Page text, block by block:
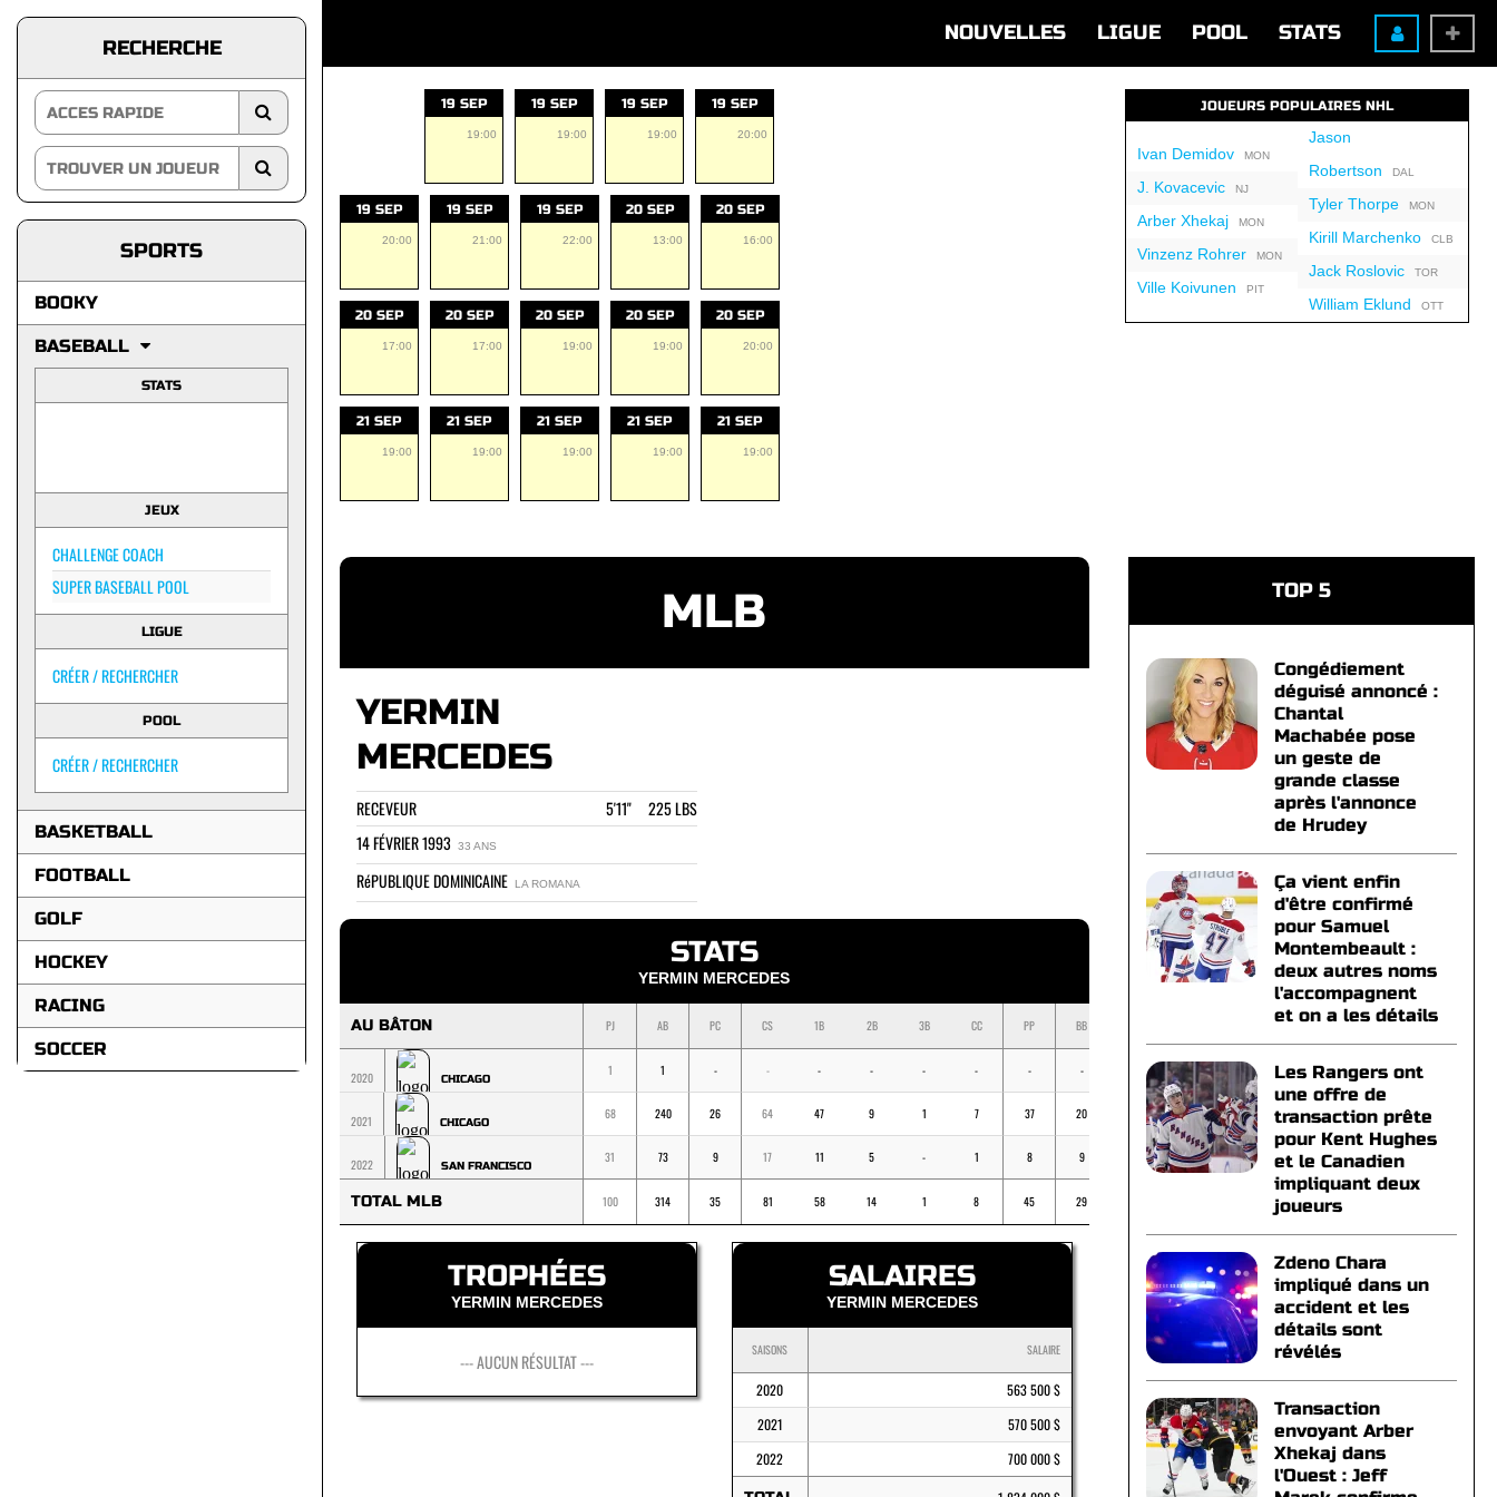
NOUVELLES LIGUE POOL STATS
RECHERCHE
SPORTS
BOOKY
BASEBALL
STATS
JEUX
CHALLENGE COACH
SUPER BASEBALL POOL
LIGUE
CRÉER / RECHERCHER
POOL
CRÉER / RECHERCHER
BASKETBALL
FOOTBALL
GOLF
HOCKEY
RACING
SOCCER
19 SEP
19:00
19 SEP
19:00
19 SEP
19:00
19 SEP
20:00
19 SEP
20:00
19 SEP
21:00
19 SEP
22:00
20 SEP
13:00
20 SEP
16:00
20 SEP
17:00
20 SEP
17:00
20 SEP
19:00
20 SEP
19:00
20 SEP
20:00
21 SEP
19:00
21 SEP
19:00
21 SEP
19:00
21 SEP
19:00
21 SEP
19:00
JOUEURS POPULAIRES NHL
Ivan DemidovMON
J. KovacevicNJ
Arber XhekajMON
Vinzenz RohrerMON
Ville Koivunen PIT
Jason
Robertson DAL
Tyler ThorpeMON
Kirill MarchenkoCLB
Jack RoslovicTOR
William Eklund OTT
MLB
YERMIN
MERCEDES
RECEVEUR
5'11" 225 LBS
14 FÉVRIER 1993 33 ANS
RéPUBLIQUE DOMINICAINE LA ROMANA
STATS
YERMIN MERCEDES
AU BÂTON PJ AB PC CS 1B 2B 3B CC PP BB
2020 CHICAGO
1 1 - - - - - - - - -
2021 CHICAGO
68 240 26 64 47 9 1 7 37 20 - .267
2022 SAN FRANCISCO
31 73 9 17 11 5 - 1 8 9 - .233
TOTAL MLB 100 314 35 81 58 14 1 8 45 29
TROPHÉES
YERMIN MERCEDES
--- AUCUN RÉSULTAT ---
SALAIRES
YERMIN MERCEDES
SAISONS SALAIRE
2020
563 500 $
2021
570 500 $
2022
700 000 $
TOP 5
Congédiement
déguisé annoncé :
Chantal
Machabée pose
un geste de
grande classe
après l'annonce
de Hrudey
Ça vient enfin
d'être confirmé
pour Samuel
Montembeault :
deux autres noms
l'accompagnent
et on a les détails
Les Rangers ont
une offre de
transaction prête
pour Kent Hughes
et le Canadien
impliquant deux
joueurs
Zdeno Chara
impliqué dans un
accident et les
détails sont
révélés
Transaction
envoyant Arber
Xhekaj dans
l'Ouest : Jeff